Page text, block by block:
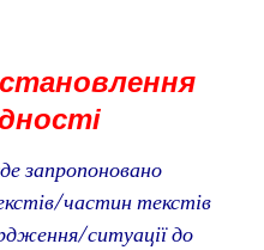
запропоновано
частин текстів
ситуації до